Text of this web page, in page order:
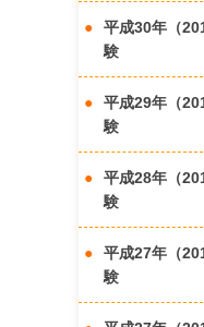
平成30年（
験
平成29年（
験
平成28年（
験
平成27年（
験